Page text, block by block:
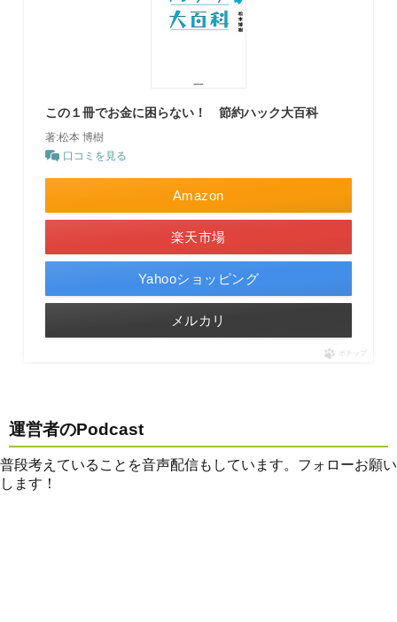
この１冊でお金に困らない！ 節約ハック大百科
著:松本 博樹
口コミを見る
Amazon
楽天市場
Yahooショッピング
メルカリ
ポチップ
運営者のPodcast
普段考えていることを音声配信もしています。フォローお願い
します！